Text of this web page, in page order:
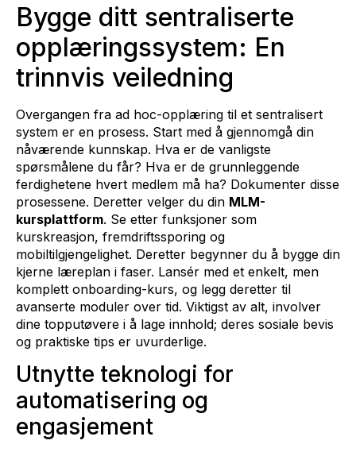
Bygge ditt sentraliserte
opplæringssystem: En
trinnvis veiledning
Overgangen fra ad hoc-opplæring til et sentralisert
system er en prosess. Start med å gjennomgå din
nåværende kunnskap. Hva er de vanligste
spørsmålene du får? Hva er de grunnleggende
ferdighetene hvert medlem må ha? Dokumenter disse
prosessene. Deretter velger du din MLM-
kursplattform. Se etter funksjoner som
kurskreasjon, fremdriftssporing og
mobiltilgjengelighet. Deretter begynner du å bygge din
kjerne læreplan i faser. Lansér med et enkelt, men
komplett onboarding-kurs, og legg deretter til
avanserte moduler over tid. Viktigst av alt, involver
dine topputøvere i å lage innhold; deres sosiale bevis
og praktiske tips er uvurderlige.
Utnytte teknologi for
automatisering og
engasjement